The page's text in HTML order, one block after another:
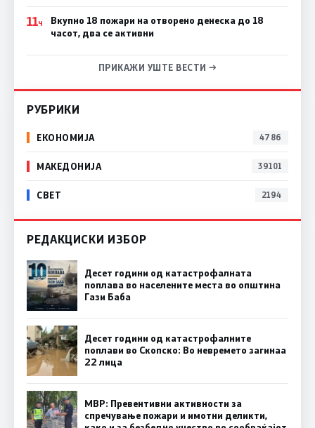
11Ч
Вкупно 18 пожари на отворено денеска до 18
часот, два се активни
ПРИКАЖИ УШТЕ ВЕСТИ →
РУБРИКИ
ЕКОНОМИЈА 4786
МАКЕДОНИЈА 39101
СВЕТ 2194
РЕДАКЦИСКИ ИЗБОР
Десет години од катастрофалната
поплава во населените места во општина
Гази Баба
Десет години од катастрофалните
поплави во Скопско: Во невремето загинаа
22 лица
МВР: Превентивни активности за
спречување пожари и имотни деликти,